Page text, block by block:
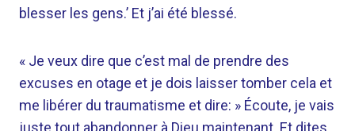
blesser les gens.’ Et j’ai été blessé.
« Je veux dire que c’est mal de prendre des
excuses en otage et je dois laisser tomber cela et
me libérer du traumatisme et dire: » Écoute, je vais
juste tout abandonner à Dieu maintenant. Et dites